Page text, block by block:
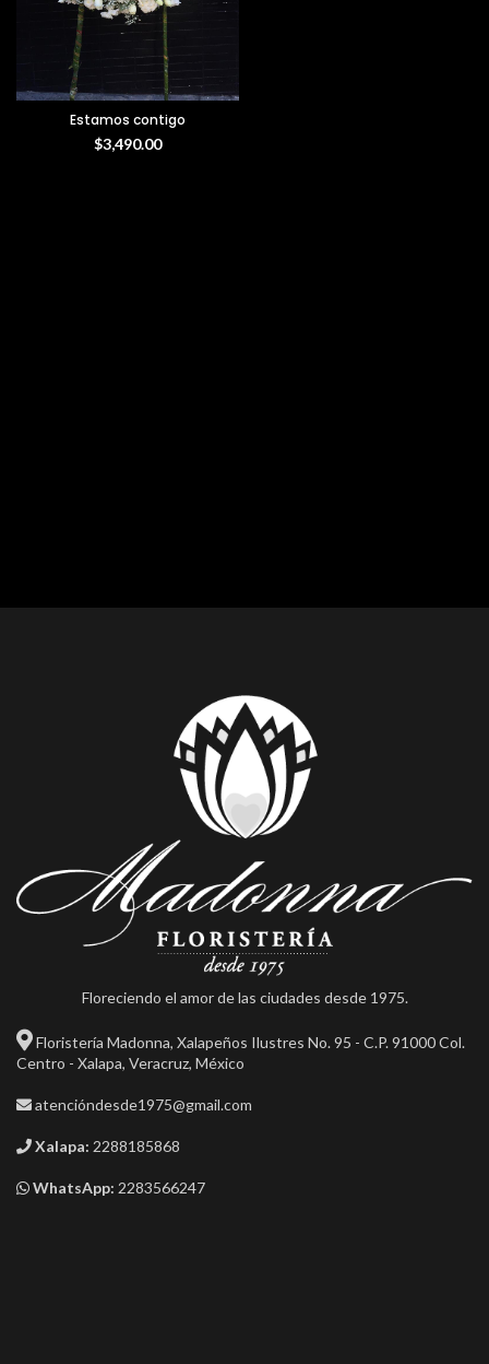
Estamos contigo
$3,490.00
Floreciendo el amor de las ciudades desde 1975.
Floristería Madonna, Xalapeños Ilustres No. 95 - C.P. 91000 Col.
Centro - Xalapa, Veracruz, México
atencióndesde1975@gmail.com
Xalapa: 2288185868
WhatsApp: 2283566247